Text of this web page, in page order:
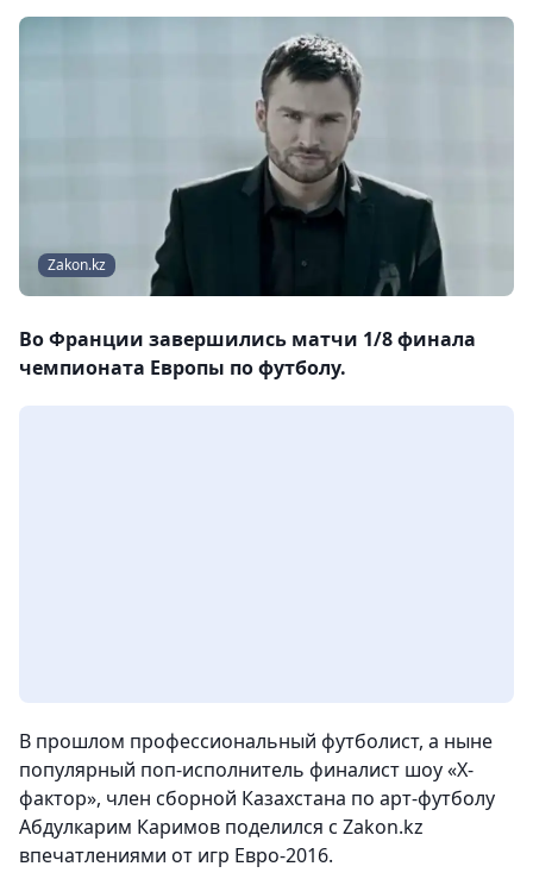
Zakon.kz
Во Франции завершились матчи 1/8 финала
чемпионата Европы по футболу.
В прошлом профессиональный футболист, а ныне
популярный поп-исполнитель финалист шоу «Х-
фактор», член сборной Казахстана по арт-футболу
Абдулкарим Каримов поделился с Zakon.kz
впечатлениями от игр Евро-2016.